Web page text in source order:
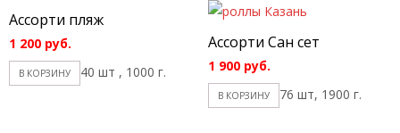
Ассорти пляж
1 200 руб.
В КОРЗИНУ 40 шт , 1000 г.
Ассорти Сан сет
1 900 руб.
В КОРЗИНУ 76 шт, 1900 г.